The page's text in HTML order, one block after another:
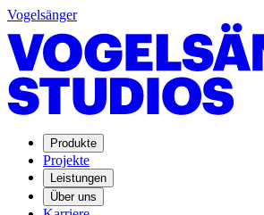
Vogelsänger
Produkte
Projekte
Leistungen
Über uns